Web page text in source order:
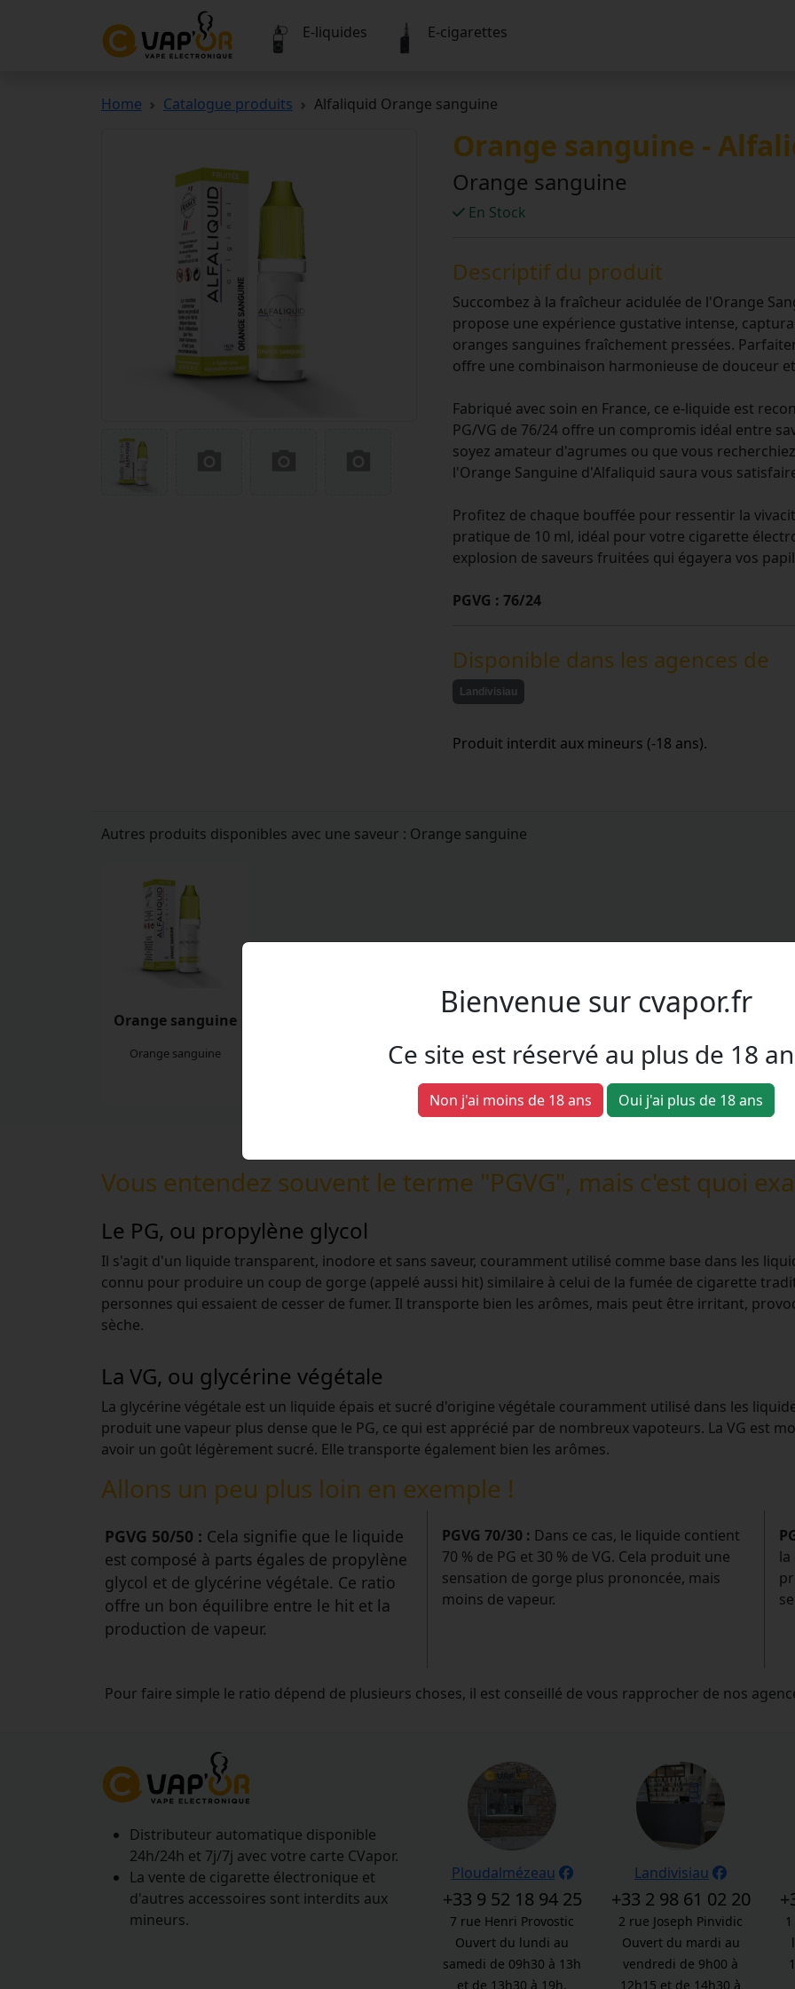
E-liquides E-cigarettes
Home Catalogue produits Alfaliquid Orange sanguine
Orange sanguine -
Orange sanguine
En Stock
Descriptif du produit
Succombez à la fraîcheur acidulée de l'Orange
propose une expérience gustative intense,
oranges sanguines fraîchement pressées.
offre une combinaison harmonieuse de douceur
Fabriqué avec soin en France, ce e-liquide est
PG/VG de 76/24 offre un compromis idéal entre
soyez amateur d'agrumes ou que vous
l'Orange Sanguine d'Alfaliquid saura vous
Profitez de chaque bouffée pour ressentir la
pratique de 10 ml, idéal pour votre cigarette
explosion de saveurs fruitées qui égayera vos
PGVG : 76/24
Disponible dans les agences de
Landivisiau
Produit interdit aux mineurs (-18 ans).
Autres produits disponibles avec une saveur : Orange sanguine
Orange sanguine
Orange sanguine
Vous entendez souvent le terme "PGVG", mais c'est quoi
Le PG, ou propylène glycol
Il s'agit d'un liquide transparent, inodore et sans saveur, couramment utilisé comme base dans les
connu pour produire un coup de gorge (appelé aussi hit) similaire à celui de la fumée de cigarette
personnes qui essaient de cesser de fumer. Il transporte bien les arômes, mais peut être irritant,
sèche.
La VG, ou glycérine végétale
La glycérine végétale est un liquide épais et sucré d'origine végétale couramment utilisé dans les
produit une vapeur plus dense que le PG, ce qui est apprécié par de nombreux vapoteurs. La VG est
avoir un goût légèrement sucré. Elle transporte également bien les arômes.
Allons un peu plus loin en exemple !
PGVG 50/50 : Cela signifie que le liquide
est composé à parts égales de propylène
glycol et de glycérine végétale. Ce ratio
offre un bon équilibre entre le hit et la
production de vapeur.
PGVG 70/30 : Dans ce cas, le liquide contient
70 % de PG et 30 % de VG. Cela produit une
sensation de gorge plus prononcée, mais
moins de vapeur.
la
Pour faire simple le ratio dépend de plusieurs choses, il est conseillé de vous rapprocher de nos
Bienvenue sur cvapor.fr
Ce site est réservé au plus de 18
Non j'ai moins de 18 ans Oui j'ai plus de 18 ans
Distributeur automatique disponible
24h/24h et 7j/7j avec votre carte CVapor.
La vente de cigarette électronique et
d'autres accessoires sont interdits aux
mineurs.
Ploudalmézeau
+33 9 52 18 94 25
7 rue Henri Provostic
Ouvert du lundi au
samedi de 09h30 à 13h
et de 13h30 à 19h.
Landivisiau
+33 2 98 61 02 20
2 rue Joseph Pinvidic
Ouvert du mardi au
vendredi de 9h00 à
12h15 et de 14h30 à